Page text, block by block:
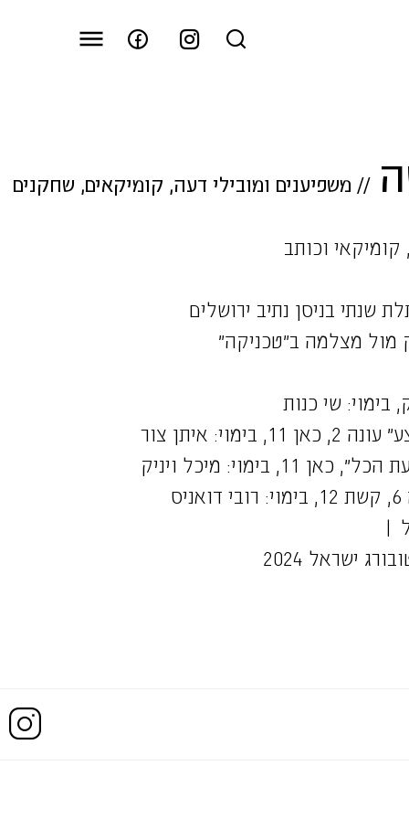
// משפיענים ומובילי דעה, קומיקאים, שחקנים
וכותב
שנתי בניסן נתיב ירושלים
מול מצלמה ב״טכניקה״
בימוי: שי כנות
איתן צור
בימוי: מיכל ויניק
|
ישראל 2024